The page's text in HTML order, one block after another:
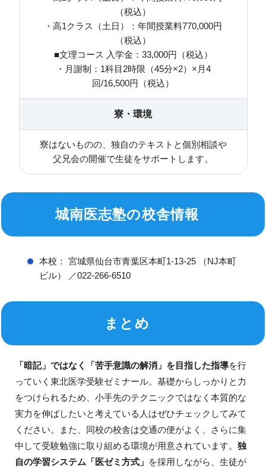
（税込）
・高1クラス（土日）：年間授業料770,000円
（税込）
■文理コース 入学金：33,000円（税込）
・月謝制：1科目2時限（45分×2）×月4
回/16,500円（税込）
寮・環境
寮はないものの、独自のテキストと個別相談や
父兄会の開催で生徒をサポートします。
城南医志塾の校舎情報
本校： 宮城県仙台市青葉区本町1-13-25 （NJ本町
ビル） ／022-266-6510
まとめ
「暗記」ではなく「苦手意識の解消」を目指した指導を行
っていく東北医学受験ゼミナール。基礎からしっかりと力
をつけられるため、小手先のテクニックではなく本質的な
実力を伸ばしたいと考えている人はぜひチェックしてみて
ください。また、同校の校舎は交通の便がよく、さらに集
中して受験勉強に取り組める環境が用意されています。 独
自の学習システム「医ゼミ方式」 を採用しながら、生徒が